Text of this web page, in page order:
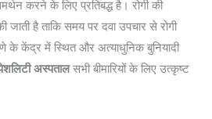
करने के लिए प्रतिबद्ध है। रोगी की
जाती है ताकि समय पर दवा उपचार से रोगी
केंद्र में स्थित और अत्याधुनिक बुनियादी
अस्पतालसभी बीमारियों के लिए उत्कृष्ट